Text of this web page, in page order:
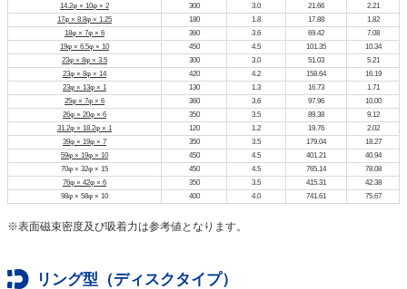
14.2φ × 10φ × 2
300 3.0 21.66
2.21
17φ × 8.8φ × 1.25
180 1.8 17.88
1.82
18φ × 7φ × 6
360 3.6 69.42
7.08
19φ × 6.5φ × 10
450 4.5 101.35
10.34
23φ × 8φ × 3.5
300 3.0 51.03
5.21
23φ × 8φ × 14
420 4.2 158.64
16.19
23φ × 13φ × 1
130 1.3 16.73
1.71
25φ × 7φ × 6
360 3.6 97.96
10.00
26φ × 20φ × 6
350 3.5 89.38
9.12
31.2φ × 18.2φ × 1
120 1.2 19.76
2.02
39φ × 19φ × 7
350 3.5 179.04
18.27
59φ × 19φ × 10
450 4.5 401.21
40.94
70φ × 32φ × 15
450 4.5 765.14
78.08
76φ × 42φ × 6
350 3.5 415.31
42.38
98φ × 58φ × 10
400 4.0 741.61 75.67
※表面磁束密度及び吸着力は参考値となります。
リング型（ディスクタイプ）